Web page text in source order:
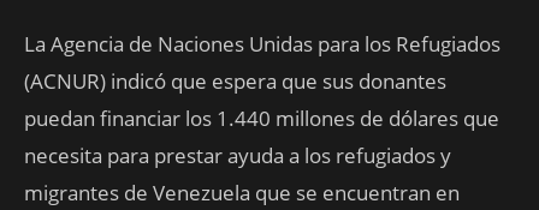
La Agencia de Naciones Unidas para los Refugiados
(ACNUR) indicó que espera que sus donantes
puedan financiar los 1.440 millones de dólares que
necesita para prestar ayuda a los refugiados y
migrantes de Venezuela que se encuentran en